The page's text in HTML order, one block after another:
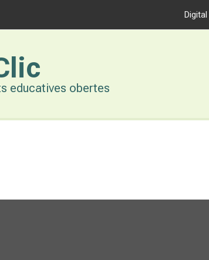
Digital
educatives obertes